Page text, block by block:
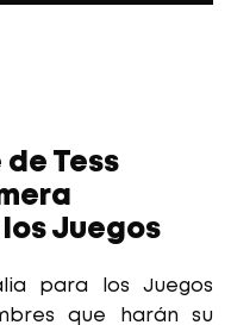
de Tess
Juegos
para los Juegos
que harán su